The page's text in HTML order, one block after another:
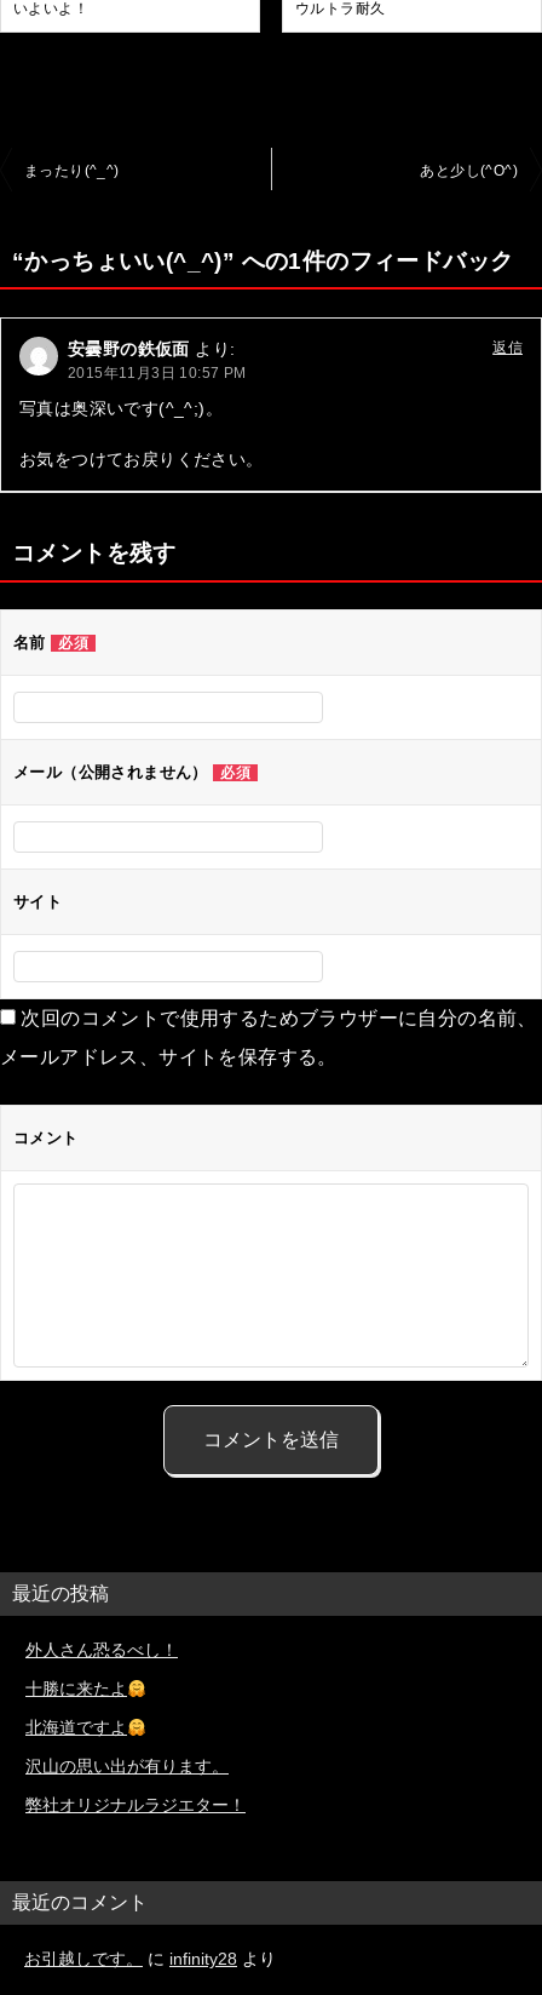
いよいよ！ ウルトラ耐久
ビ
ゲ
ー
シ
まったり(^_^) あと少し(^O^)
“かっちょいい(^_^)” への1件のフィードバック
安曇野の鉄仮面 より:
2015年11月3日 10:57 PM
写真は奥深いです(^_^;)。
お気をつけてお戻りください。
返信
コメントを残す
名前 必須
メール（公開されません） 必須
サイト
次回のコメントで使用するためブラウザーに自分の名前、
メールアドレス、サイトを保存する。
コメント
最近の投稿
外人さん恐るべし！
十勝に来たよ
北海道ですよ
沢山の思い出が有ります。
弊社オリジナルラジエター！
最近のコメント
お引越しです。 に infinity28 より